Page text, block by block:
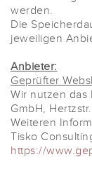
werden.
Die
jeweiligen
Anbieter:
Geprüfter
Wir nutzen das
GmbH,
Weiteren
Tisko
https://